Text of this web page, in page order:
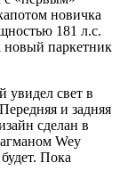
новичка
181 л.с.
новый паркетник
увидел свет в
и задняя
сделан в
Wey
Пока